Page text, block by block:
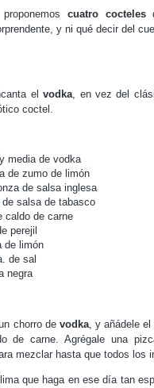
cuatro cocteles
y ni qué decir del
elvodka, en vez del
coctel.
media de vodka
de zumo de limón
de salsa inglesa
de salsa de tabasco
caldo de carne
perejil
de limón
de sal
negra
chorro de vodka, y añádele
de carne. Agrégale una
mezclar hasta que todos los
que haga en ese día tan